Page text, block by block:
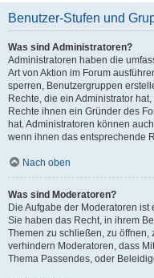
Benutzer-Stufen und
Was sind Administratoren?
Administratoren haben die
Art von Aktion im Forum
sperren, Benutzergruppen
Rechte, die ein Administrator
Rechte ihnen ein Gründer des
hat. Administratoren können
wenn ihnen das entsprechende
Nach oben
Was sind Moderatoren?
Die Aufgabe der Moderatoren
Sie haben das Recht, in ihrem
Themen zu schließen, zu
verhindern Moderatoren, dass
Thema Passendes, oder